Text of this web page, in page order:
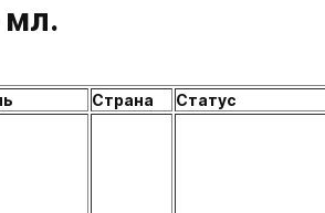
мл.
Страна Статус